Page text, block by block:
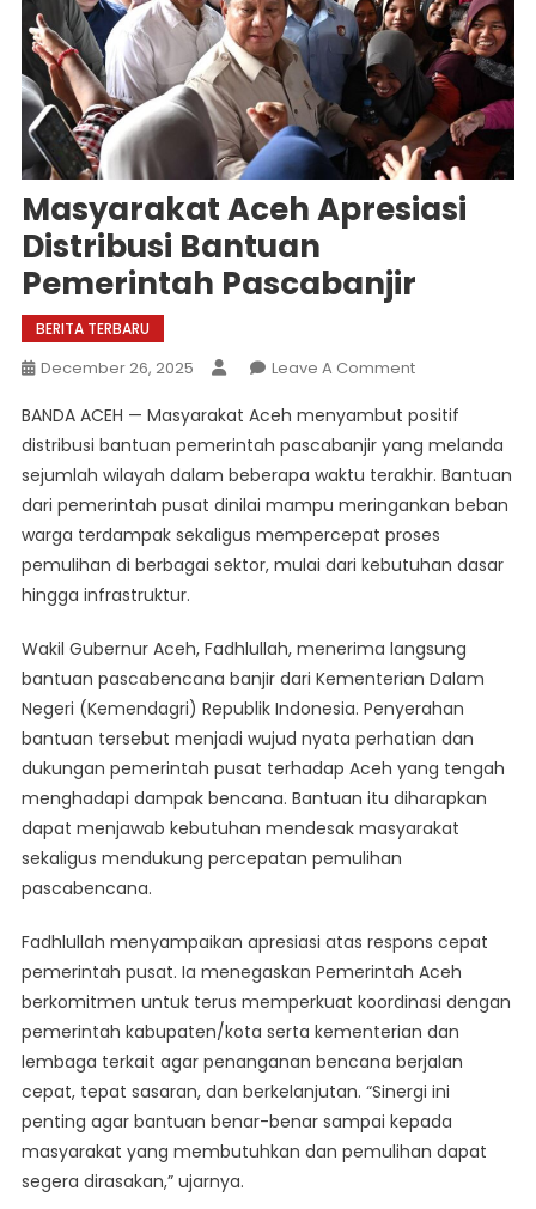
Masyarakat Aceh Apresiasi
Distribusi Bantuan
Pemerintah Pascabanjir
BERITA TERBARU
December 26, 2025 Leave A CommentOn
Aceh
Apresiasi
Distribusi
Bantuan
Pemerintah
Pascabanjir
BANDA ACEH — Masyarakat Aceh menyambut positif
distribusi bantuan pemerintah pascabanjir yang melanda
sejumlah wilayah dalam beberapa waktu terakhir. Bantuan
dari pemerintah pusat dinilai mampu meringankan beban
warga terdampak sekaligus mempercepat proses
pemulihan di berbagai sektor, mulai dari kebutuhan dasar
hingga infrastruktur.
Wakil Gubernur Aceh, Fadhlullah, menerima langsung
bantuan pascabencana banjir dari Kementerian Dalam
Negeri (Kemendagri) Republik Indonesia. Penyerahan
bantuan tersebut menjadi wujud nyata perhatian dan
dukungan pemerintah pusat terhadap Aceh yang tengah
menghadapi dampak bencana. Bantuan itu diharapkan
dapat menjawab kebutuhan mendesak masyarakat
sekaligus mendukung percepatan pemulihan
pascabencana.
Fadhlullah menyampaikan apresiasi atas respons cepat
pemerintah pusat. Ia menegaskan Pemerintah Aceh
berkomitmen untuk terus memperkuat koordinasi dengan
pemerintah kabupaten/kota serta kementerian dan
lembaga terkait agar penanganan bencana berjalan
cepat, tepat sasaran, dan berkelanjutan. “Sinergi ini
penting agar bantuan benar-benar sampai kepada
masyarakat yang membutuhkan dan pemulihan dapat
segera dirasakan,” ujarnya.